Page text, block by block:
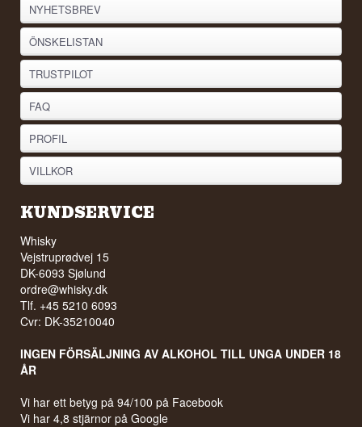
NYHETSBREV
ÖNSKELISTAN
TRUSTPILOT
FAQ
PROFIL
VILLKOR
KUNDSERVICE
Whisky
Vejstruprødvej 15
DK-6093 Sjølund
ordre@whisky.dk
Tlf. +45 5210 6093
Cvr: DK-35210040
INGEN FÖRSÄLJNING AV ALKOHOL TILL UNGA UNDER 18
ÅR
Vi har ett betyg på 94/100 på Facebook
Vi har 4,8 stjärnor på Google